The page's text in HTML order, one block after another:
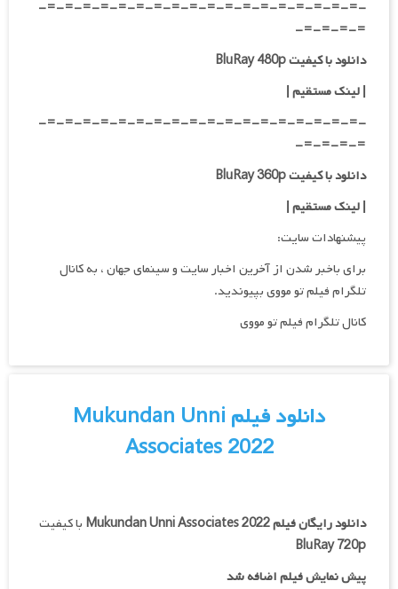
-=-=-=-=-=-=-=-=-=-=-=-=-=-=-=-=-=-=-
=-=-=-=-
دانلود با کیفیت BluRay 480p
| لینک مستقیم |
-=-=-=-=-=-=-=-=-=-=-=-=-=-=-=-=-=-=-
=-=-=-=-
دانلود با کیفیت BluRay 360p
| لینک مستقیم |
پیشنهادات سایت:
برای باخبر شدن از آخرین اخبار سایت و سینمای جهان ، به کانال
تلگرام فیلم تو مووی بپیوندید.
کانال تلگرام فیلم تو مووی
دانلود فیلم Mukundan Unni
Associates 2022
دانلود رایگان فیلمMukundan Unni Associates 2022 با کیفیت
BluRay 720p
پیش نمایش فیلم اضافه شد